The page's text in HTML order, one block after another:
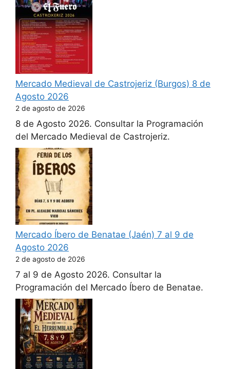
Mercado Medieval de Castrojeriz (Burgos) 8 de
Agosto 2026
2 de agosto de 2026
8 de Agosto 2026. Consultar la Programación
del Mercado Medieval de Castrojeriz.
Mercado Íbero de Benatae (Jaén) 7 al 9 de
Agosto 2026
2 de agosto de 2026
7 al 9 de Agosto 2026. Consultar la
Programación del Mercado Íbero de Benatae.